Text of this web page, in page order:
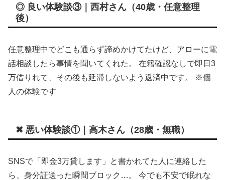
◎ 良い体験談③｜西村さん（40歳・任意整理
後）
任意整理中でどこも通らず諦めかけてたけど、アローに電
話相談したら事情を聞いてくれた。 在籍確認なしで即日3
万借りれて、その後も延滞しないよう返済中です。 ※個
人の体験です
✖ 悪い体験談①｜高木さん（28歳・無職）
SNSで「即金3万貸します」と書かれてた人に連絡した
ら、身分証送った瞬間ブロック…。 今でも不安で眠れな